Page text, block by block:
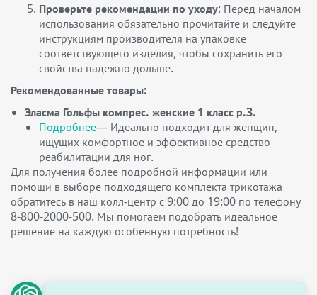
Проверьте рекомендации по уходу: Перед началом
использования обязательно прочитайте и следуйте
инструкциям производителя на упаковке
соответствующего изделия, чтобы сохранить его
свойства надёжно дольше.
Рекомендованные товары:
Эласма Гольфы компрес. женские 1 класс р.3.
Подробнее— Идеально подходит для женщин,
ищущих комфортное и эффективное средство
реабилитации для ног.
Для получения более подробной информации или
помощи в выборе подходящего комплекта трикотажа
обратитесь в наш колл-центр с 9:00 до 19:00 по телефону
8-800-2000-500. Мы помогаем подобрать идеальное
решение на каждую особенную потребность!